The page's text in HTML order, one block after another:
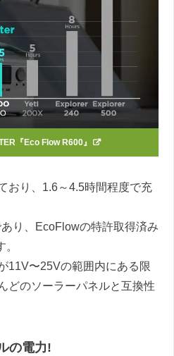
『Eco Flow R600』
おり、 1.6～4.5時間程度で充
り、EcoFlowの特許取得済み
11V〜25Vの範囲内にある限
どのソーラーパネルと互換性
の電力!